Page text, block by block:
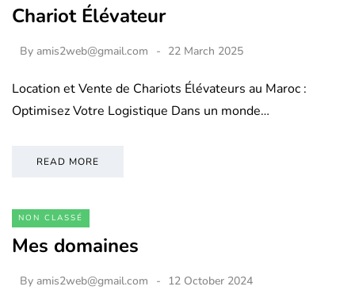
Chariot Élévateur
By amis2web@gmail.com 22 March 2025
Location et Vente de Chariots Élévateurs au Maroc :
Optimisez Votre Logistique Dans un monde…
READ MORE
NON CLASSÉ
Mes domaines
By amis2web@gmail.com 12 October 2024